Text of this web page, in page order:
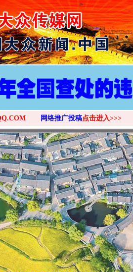
>
网络推广投稿点击进入>>>